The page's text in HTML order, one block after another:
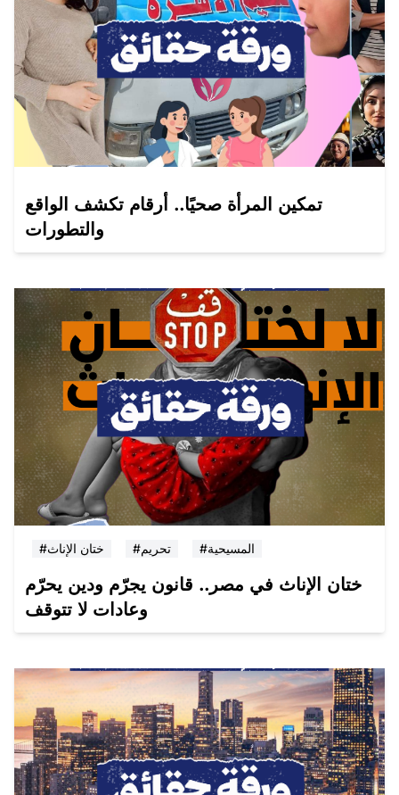
تمكين المرأة صحيًا.. أرقام تكشف الواقع
والتطورات
#ختان الإناث #تحريم #المسيحية
ختان الإناث في مصر.. قانون يجرّم ودين يحرّم
وعادات لا تتوقف